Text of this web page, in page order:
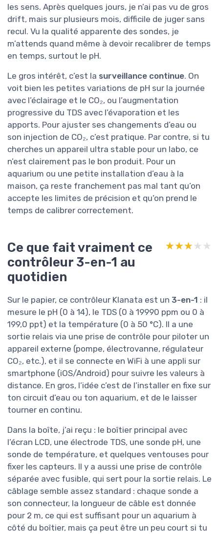
les sens. Après quelques jours, je n’ai pas vu de gros
drift, mais sur plusieurs mois, difficile de juger sans
recul. Vu la qualité apparente des sondes, je
m’attends quand même à devoir recalibrer de temps
en temps, surtout le pH.
Le gros intérêt, c’est la surveillance continue. On
voit bien les petites variations de pH sur la journée
avec l’éclairage et le CO₂, ou l’augmentation
progressive du TDS avec l’évaporation et les
apports. Pour ajuster ses changements d’eau ou
son injection de CO₂, c’est pratique. Par contre, si tu
cherches un appareil ultra stable pour un labo, ce
n’est clairement pas le bon produit. Pour un
aquarium ou une petite installation d’eau à la
maison, ça reste franchement pas mal tant qu’on
accepte les limites de précision et qu’on prend le
temps de calibrer correctement.
Ce que fait vraiment ce
contrôleur 3-en-1 au
quotidien
★★★★★
★★★★★
Sur le papier, ce contrôleur Klanata est un 3-en-1 : il
mesure le pH (0 à 14), le TDS (0 à 19990 ppm ou 0 à
199,0 ppt) et la température (0 à 50 °C). Il a une
sortie relais via une prise de contrôle pour piloter un
appareil externe (pompe, électrovanne, régulateur
CO₂, etc.), et il se connecte en WiFi à une appli sur
smartphone (iOS/Android) pour suivre les valeurs à
distance. En gros, l’idée c’est de l’installer en fixe sur
ton circuit d’eau ou ton aquarium, et de le laisser
tourner en continu.
Dans la boîte, j’ai reçu : le boîtier principal avec
l’écran LCD, une électrode TDS, une sonde pH, une
sonde de température, et quelques ventouses pour
fixer les capteurs. Il y a aussi une prise de contrôle
séparée avec fusible, qui sert pour la sortie relais. Le
câblage semble assez standard : chaque sonde a
son connecteur, la longueur de câble est donnée
pour 2 m, ce qui est suffisant pour un aquarium à
côté du boîtier, mais ça peut être un peu court si tu